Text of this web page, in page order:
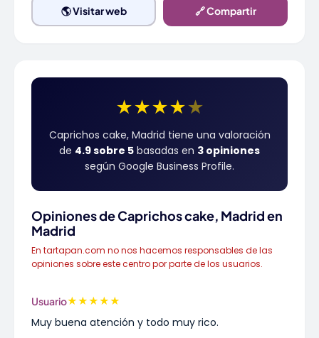
🌎 Visitar web 🔗 Compartir
★★★★★
Caprichos cake, Madrid tiene una valoración
de 4.9 sobre 5 basadas en 3 opiniones
según Google Business Profile.
Opiniones de Caprichos cake, Madrid en
Madrid
En tartapan.com no nos hacemos responsables de las
opiniones sobre este centro por parte de los usuarios.
Usuario★★★★★
Muy buena atención y todo muy rico.